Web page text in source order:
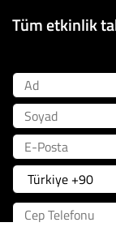
Tüm etkinlik
Ad
Soyad
E-Posta